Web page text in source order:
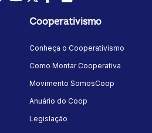
Instagram
YoutubeTwitter/X
Facebook
Cooperativismo
Conheça o Cooperativismo
Como Montar Cooperativa
Movimento SomosCoop
Anuário do Coop
Legislação